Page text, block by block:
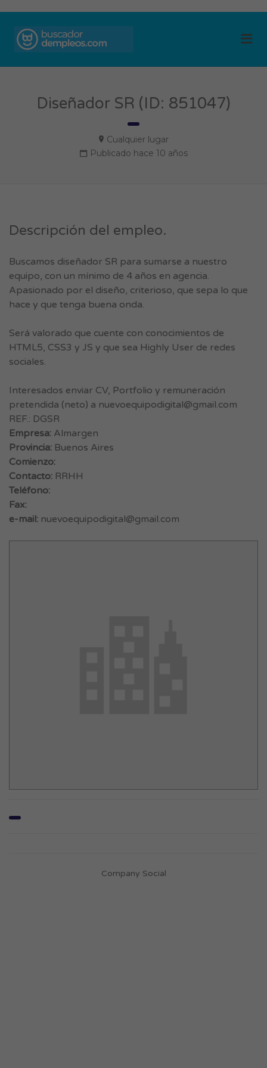
Diseñador SR (ID: 851047)
Cualquier lugar
Publicado hace 10 años
Descripción del empleo.
Buscamos diseñador SR para sumarse a nuestro
equipo, con un mínimo de 4 años en agencia.
Apasionado por el diseño, criterioso, que sepa lo que
hace y que tenga buena onda.
Será valorado que cuente con conocimientos de
HTML5, CSS3 y JS y que sea Highly User de redes
sociales.
Interesados enviar CV, Portfolio y remuneración
pretendida (neto) a nuevoequipodigital@gmail.com
REF.: DGSR
Empresa: Almargen
Provincia: Buenos Aires
Comienzo:
Contacto: RRHH
Teléfono:
Fax:
e-mail: nuevoequipodigital@gmail.com
Company Social